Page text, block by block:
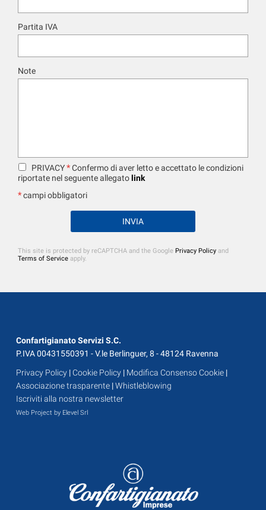
Partita IVA
Note
PRIVACY*Confermo di aver letto e accettato le condizioni
riportate nel seguente allegato link
*campi obbligatori
This site is protected by reCAPTCHA and the Google Privacy Policy and
Terms of Service apply.
Confartigianato Servizi S.C.
P.IVA 00431550391 - V.le Berlinguer, 8 - 48124 Ravenna
Privacy Policy |Cookie Policy | Modifica Consenso Cookie |
Associazione trasparente |Whistleblowing
Iscriviti alla nostra newsletter
Web Project by Elevel Srl